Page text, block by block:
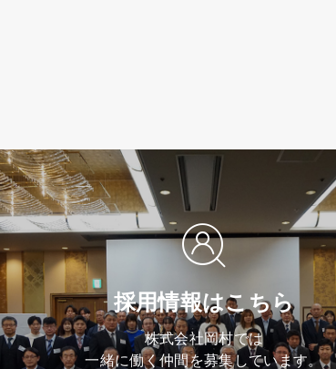
採用情報はこちら
株式会社岡村では
一緒に働く仲間を募集しています。